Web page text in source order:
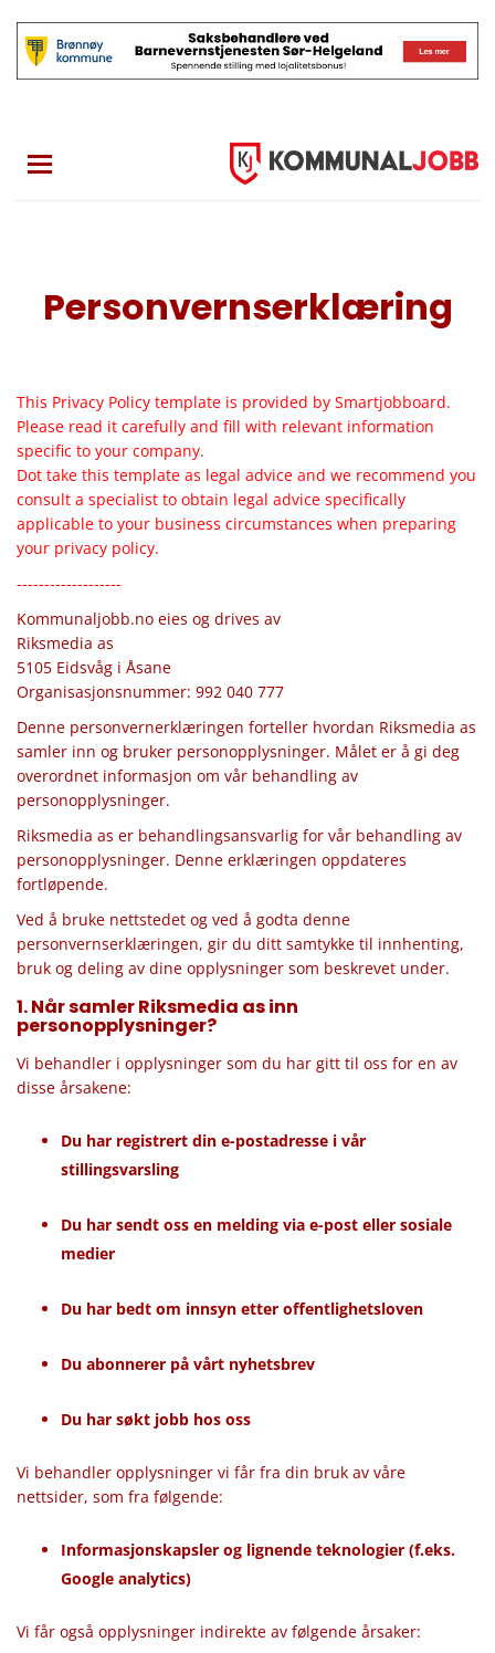
Skip
main
Personvernserklæring
This Privacy Policy template is provided by Smartjobboard.
Please read it carefully and fill with relevant information
specific to your company.
Dot take this template as legal advice and we recommend you
consult a specialist to obtain legal advice specifically
applicable to your business circumstances when preparing
your privacy policy.
-------------------
Kommunaljobb.no eies og drives av
Riksmedia as
5105 Eidsvåg i Åsane
Organisasjonsnummer: 992 040 777
Denne personvernerklæringen forteller hvordan Riksmedia as
samler inn og bruker personopplysninger. Målet er å gi deg
overordnet informasjon om vår behandling av
personopplysninger.
Riksmedia as er behandlingsansvarlig for vår behandling av
personopplysninger. Denne erklæringen oppdateres
fortløpende.
Ved å bruke nettstedet og ved å godta denne
personvernserklæringen, gir du ditt samtykke til innhenting,
bruk og deling av dine opplysninger som beskrevet under.
1. Når samler Riksmedia as inn
personopplysninger?
Vi behandler i opplysninger som du har gitt til oss for en av
disse årsakene:
Du har registrert din e-postadresse i vår
stillingsvarsling
Du har sendt oss en melding via e-post eller sosiale
medier
Du har bedt om innsyn etter offentlighetsloven
Du abonnerer på vårt nyhetsbrev
Du har søkt jobb hos oss
Vi behandler opplysninger vi får fra din bruk av våre
nettsider, som fra følgende:
Informasjonskapsler og lignende teknologier (f.eks.
Google analytics)
Vi får også opplysninger indirekte av følgende årsaker: